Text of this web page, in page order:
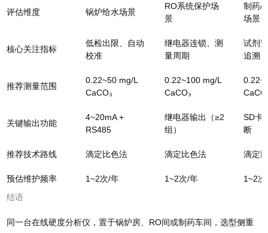
评估维度 锅炉给水场景
RO系统保护场
景
制药/
场景
核心关注指标
低检出限、自动
校准
继电器连锁、测
量周期
试剂
追溯
推荐测量范围
0.22~50 mg/L
CaCO₃
0.22~100 mg/L
CaCO₃
关键输出功能
4~20mA +
RS485
继电器输出（≥2
组）
SD卡
断
推荐技术路线 滴定比色法 滴定比色法 滴定
预估维护频率 1~2次/年 1~2次/年
1~2
结语
同一台在线硬度分析仪，置于锅炉房、RO间或制药车间，选型侧重